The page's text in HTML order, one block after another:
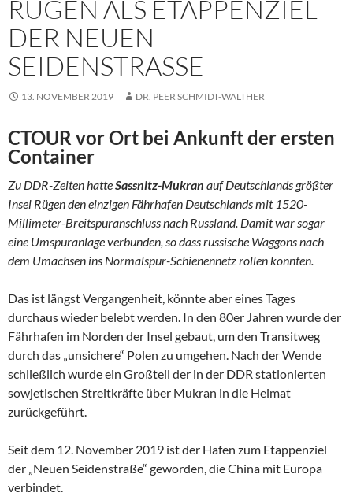
RÜGEN ALS ETAPPENZIEL
DER NEUEN
SEIDENSTRASSE
13. NOVEMBER 2019 DR. PEER SCHMIDT-WALTHER
CTOUR vor Ort bei Ankunft der ersten
Container
Zu DDR-Zeiten hatteSassnitz-Mukran auf Deutschlands größter
Insel Rügenden einzigen Fährhafen Deutschlands mit 1520-
Millimeter-Breitspuranschluss nach Russland. Damit war sogar
eine Umspuranlage verbunden, so dass russische Waggons nach
dem Umachsen ins Normalspur-Schienennetz rollen konnten.
Das ist längst Vergangenheit, könnte aber eines Tages
durchaus wieder belebt werden. In den 80er Jahren wurde der
Fährhafen im Norden der Insel gebaut, um den Transitweg
durch das „unsichere“ Polen zu umgehen. Nach der Wende
schließlich wurde ein Großteil der in der DDR stationierten
sowjetischen Streitkräfte über Mukran in die Heimat
zurückgeführt.
Seit dem 12. November 2019 ist der Hafen zum Etappenziel
der „Neuen Seidenstraße“ geworden, die China mit Europa
verbindet.